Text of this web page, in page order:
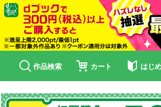
作品検索 カート はじ